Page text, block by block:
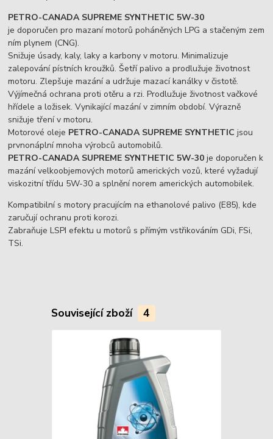
PETRO-CANADA SUPREME SYNTHETIC 5W-30
je doporučen pro mazaní motorů poháněných LPG a stačeným zem
ním plynem (CNG).
Snižuje úsady, kaly, laky a karbony v motoru. Minimalizuje
zalepování pístních kroužků. Šetří palivo a prodlužuje životnost
motoru. Zlepšuje mazání a udržuje mazací kanálky v čistotě.
Výjímečná ochrana proti otěru a rzi. Prodlužuje životnost vačkové
hřídele a ložisek. Vynikající mazání v zimním období. Výrazně
snižuje tření v motoru.
Motorové oleje PETRO-CANADA SUPREME SYNTHETIC jsou
prvnonáplní mnoha výrobců automobilů.
PETRO-CANADA SUPREME SYNTHETIC 5W-30 je doporučen k
mazání velkoobjemových motorů amerických vozů, které vyžadují
viskozitní třídu 5W-30 a splnění norem amerických automobilek.
Kompatibilní s motory pracujícím na ethanolové palivo (E85), kde
zaručují ochranu proti korozi.
Zabraňuje LSPI efektu u motorů s přímým vstřikováním GDi, FSi,
TSi.
Související zboží 4